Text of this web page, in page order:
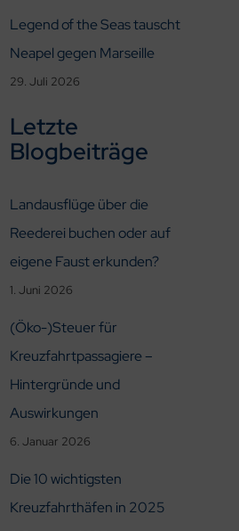
Legend of the Seas tauscht
Neapel gegen Marseille
29. Juli 2026
Letzte
Blogbeiträge
Landausflüge über die
Reederei buchen oder auf
eigene Faust erkunden?
1. Juni 2026
(Öko-)Steuer für
Kreuzfahrtpassagiere –
Hintergründe und
Auswirkungen
6. Januar 2026
Die 10 wichtigsten
Kreuzfahrthäfen in 2025